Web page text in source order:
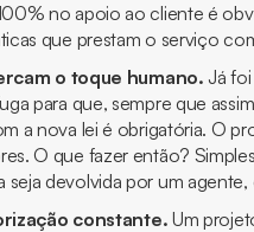
no apoio ao cliente é
que prestam o serviço
o toque humano. Já
para que, sempre que
a nova lei é obrigatória. O
O que fazer então?
seja devolvida por um
constante.Um